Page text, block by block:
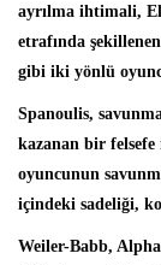
ayrılma ihtimali,
etrafında
gibi iki yönlü
Spanoulis,
kazanan bir
oyuncunun
içindeki sadeliği,
Weiler-Babb,